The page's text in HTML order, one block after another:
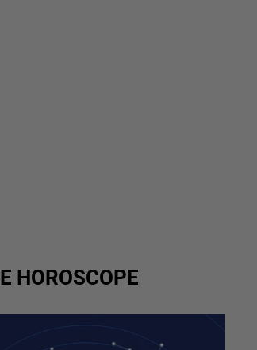
HOROSCOPE